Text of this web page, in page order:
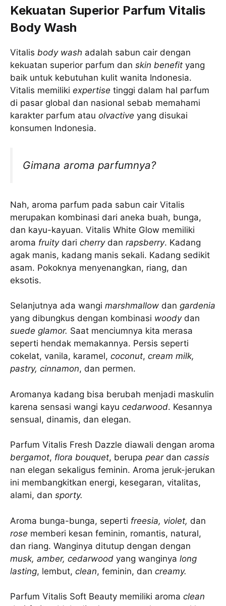
Kekuatan Superior Parfum Vitalis
Body Wash
Vitalis body wash adalah sabun cair dengan
kekuatan superior parfum dan skin benefit yang
baik untuk kebutuhan kulit wanita Indonesia.
Vitalis memiliki expertise tinggi dalam hal parfum
di pasar global dan nasional sebab memahami
karakter parfum atau olvactive yang disukai
konsumen Indonesia.
Gimana aroma parfumnya?
Nah, aroma parfum pada sabun cair Vitalis
merupakan kombinasi dari aneka buah, bunga,
dan kayu-kayuan. Vitalis White Glow memiliki
aroma fruitydari cherrydan rapsberry. Kadang
agak manis, kadang manis sekali. Kadang sedikit
asam. Pokoknya menyenangkan, riang, dan
eksotis.
Selanjutnya ada wangi marshmallow dan gardenia
yang dibungkus dengan kombinasi woodydan
suede glamor. Saat menciumnya kita merasa
seperti hendak memakannya. Persis seperti
cokelat, vanila, karamel, coconut, cream milk,
pastry, cinnamon, dan permen.
Aromanya kadang bisa berubah menjadi maskulin
karena sensasi wangi kayu cedarwood. Kesannya
sensual, dinamis, dan elegan.
Parfum Vitalis Fresh Dazzle diawali dengan aroma
bergamot, flora bouquet, berupa peardan cassis
nan elegan sekaligus feminin. Aroma jeruk-jerukan
ini membangkitkan energi, kesegaran, vitalitas,
alami, dan sporty.
Aroma bunga-bunga, seperti freesia, violet, dan
rose memberi kesan feminin, romantis, natural,
dan riang. Wanginya ditutup dengan dengan
musk, amber, cedarwood yang wanginya long
lasting, lembut, clean, feminin, dan creamy.
Parfum Vitalis Soft Beauty memiliki aroma clean